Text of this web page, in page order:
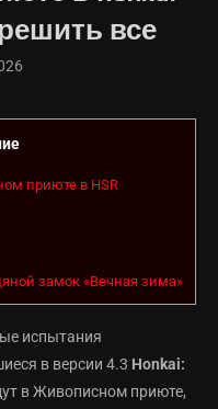
решить все
приюте в HSR
замок «Вечная зима»
испытания
в версии 4.3 Honkai:
в Живописном приюте,